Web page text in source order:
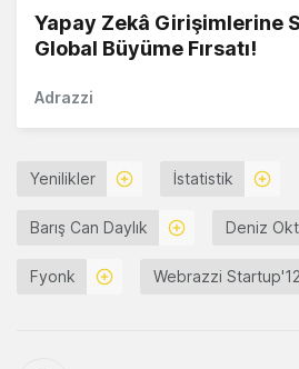
Yapay Zekâ Girişimlerine
Global Büyüme Fırsatı!
Adrazzi
Yenilikler İstatistik
Barış Can Daylık Deniz
Fyonk Webrazzi Startup'12